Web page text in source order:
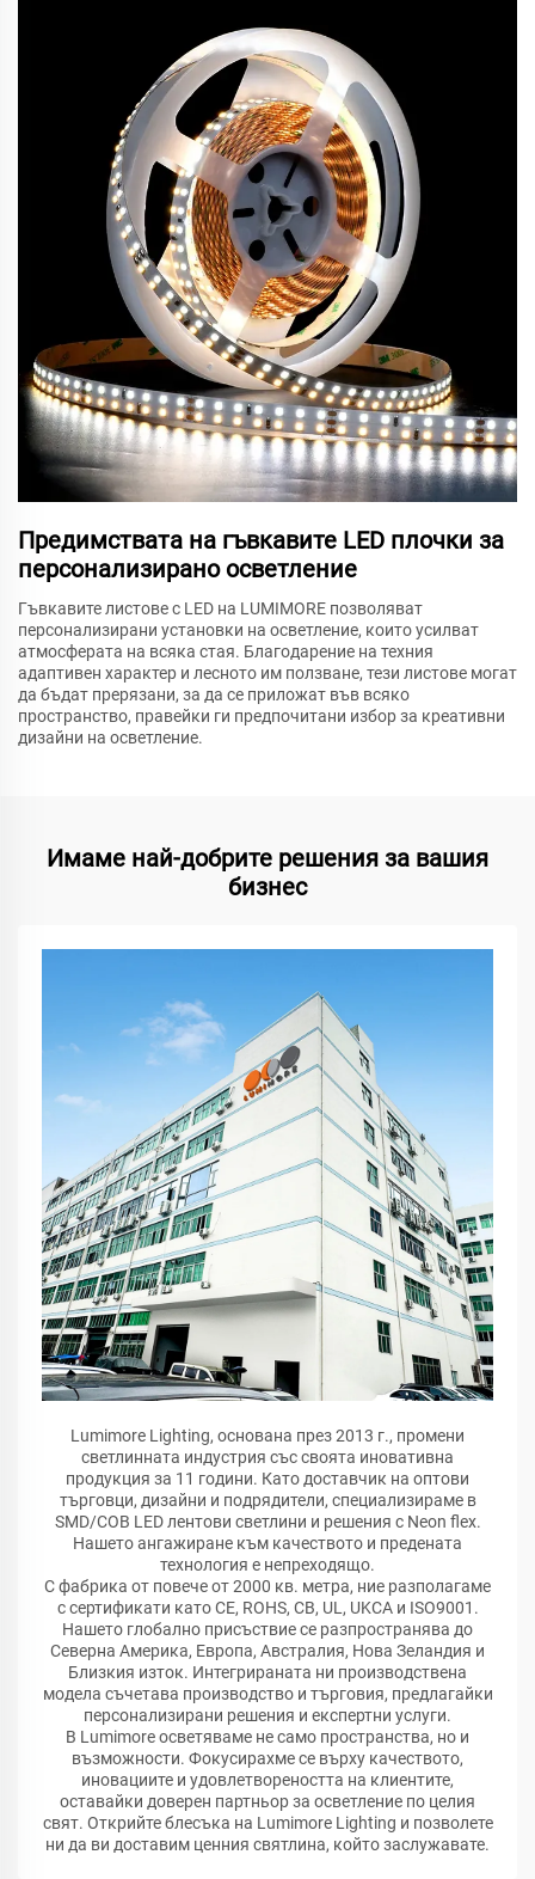
Предимствата на гъвкавите LED плочки за
персонализирано осветление
Гъвкавите листове с LED на LUMIMORE позволяват
персонализирани установки на осветление, които усилват
атмосферата на всяка стая. Благодарение на техния
адаптивен характер и лесното им ползване, тези листове могат
да бъдат прерязани, за да се приложат във всяко
пространство, правейки ги предпочитани избор за креативни
дизайни на осветление.
Имаме най-добрите решения за вашия
бизнес
Lumimore Lighting, основана през 2013 г., промени
светлинната индустрия със своята иновативна
продукция за 11 години. Като доставчик на оптови
търговци, дизайни и подрядители, специализираме в
SMD/COB LED лентови светлини и решения с Neon flex.
Нашето ангажиране към качеството и предената
технология е непреходящо.
С фабрика от повече от 2000 кв. метра, ние разполагаме
с сертификати като CE, ROHS, CB, UL, UKCA и ISO9001.
Нашето глобално присъствие се разпространява до
Северна Америка, Европа, Австралия, Нова Зеландия и
Близкия изток. Интегрираната ни производствена
модела съчетава производство и търговия, предлагайки
персонализирани решения и експертни услуги.
В Lumimore осветяваме не само пространства, но и
възможности. Фокусирахме се върху качеството,
иновациите и удовлетвореността на клиентите,
оставайки доверен партньор за осветление по целия
свят. Открийте блесъка на Lumimore Lighting и позволете
ни да ви доставим ценния святлина, който заслужавате.